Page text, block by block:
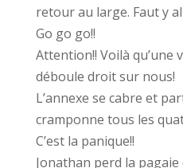
retour au large. Faut y
Go go go!!
Attention!! Voilà qu’une
déboule droit sur nous!
L’annexe se cabre et
cramponne tous les
C’est la panique!!
Jonathan perd la pagaie